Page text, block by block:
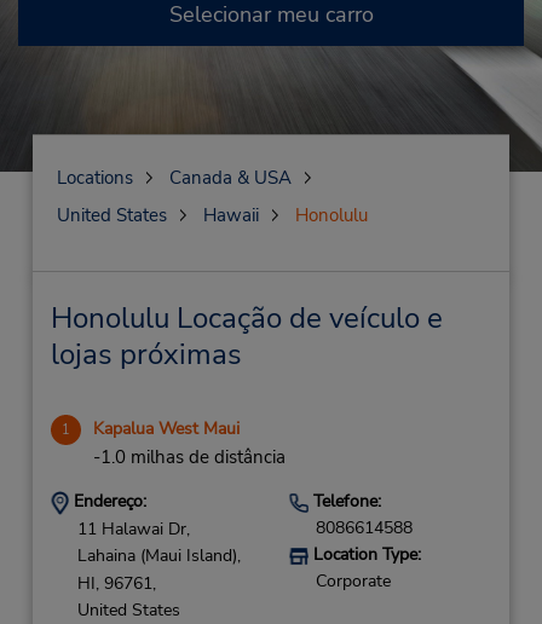
Selecionar meu carro
Locations
Canada & USA
United States
Hawaii Honolulu
Honolulu Locação de veículo e
lojas próximas
1 Kapalua West Maui
-1.0 milhas de distância
Endereço:
11 Halawai Dr,
Lahaina (Maui Island),
HI, 96761,
United States
Telefone:
8086614588
Location Type:
Corporate